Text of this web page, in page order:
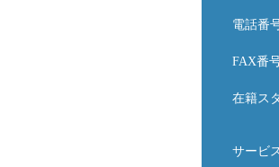
電話番
FAX番
在籍ス
サービ